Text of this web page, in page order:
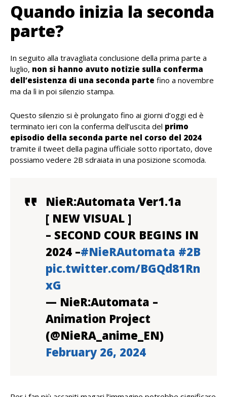
Quando inizia la seconda
parte?
In seguito alla travagliata conclusione della prima parte a
luglio, non si hanno avuto notizie sulla conferma
dell’esistenza di una seconda parte fino a novembre
ma da lì in poi silenzio stampa.
Questo silenzio si è prolungato fino ai giorni d’oggi ed è
terminato ieri con la conferma dell’uscita del primo
episodio della seconda parte nel corso del 2024
tramite il tweet della pagina ufficiale sotto riportato, dove
possiamo vedere 2B sdraiata in una posizione scomoda.
NieR:Automata Ver1.1a
[ NEW VISUAL ]
– SECOND COUR BEGINS IN
2024 –#NieRAutomata #2B
pic.twitter.com/BGQd81Rn
xG
— NieR:Automata –
Animation Project
(@NieRA_anime_EN)
February 26, 2024